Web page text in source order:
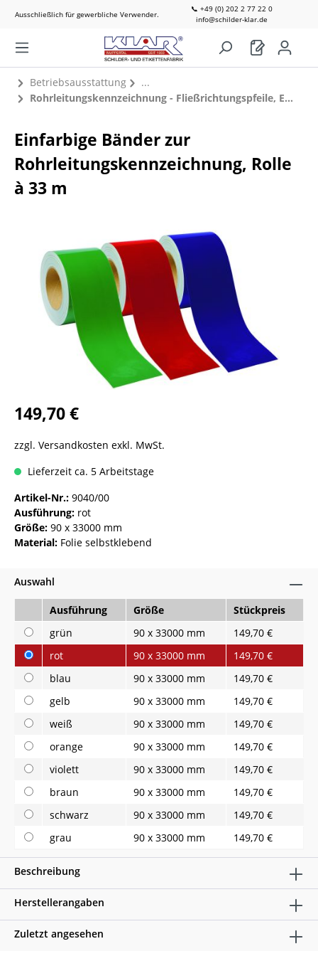
Ausschließlich für gewerbliche Verwender.
📞 +49 (0) 202 2 77 22 0
info@schilder-klar.de
Betriebsausstattung
Rohrleitungskennzeichnung - Fließrichtungspfeile, Einfarbige Bänder, Druck- / Temperaturangaben
Einfarbige Bänder zur
Rohrleitungskennzeichnung, Rolle
à 33 m
149,70 €
zzgl. Versandkosten exkl. MwSt.
Lieferzeit ca. 5 Arbeitstage
Artikel-Nr.: 9040/00
Ausführung: rot
Größe: 90 x 33000 mm
Material: Folie selbstklebend
Auswahl
Ausführung Größe
Stückpreis
grün
90 x 33000 mm
149,70 €
rot
90 x 33000 mm
149,70 €
blau
90 x 33000 mm
149,70 €
gelb
90 x 33000 mm
149,70 €
weiß
90 x 33000 mm
149,70 €
orange
90 x 33000 mm
149,70 €
violett
90 x 33000 mm
149,70 €
braun
90 x 33000 mm
149,70 €
schwarz
90 x 33000 mm
149,70 €
grau
90 x 33000 mm 149,70 €
Beschreibung
Herstellerangaben
Zuletzt angesehen